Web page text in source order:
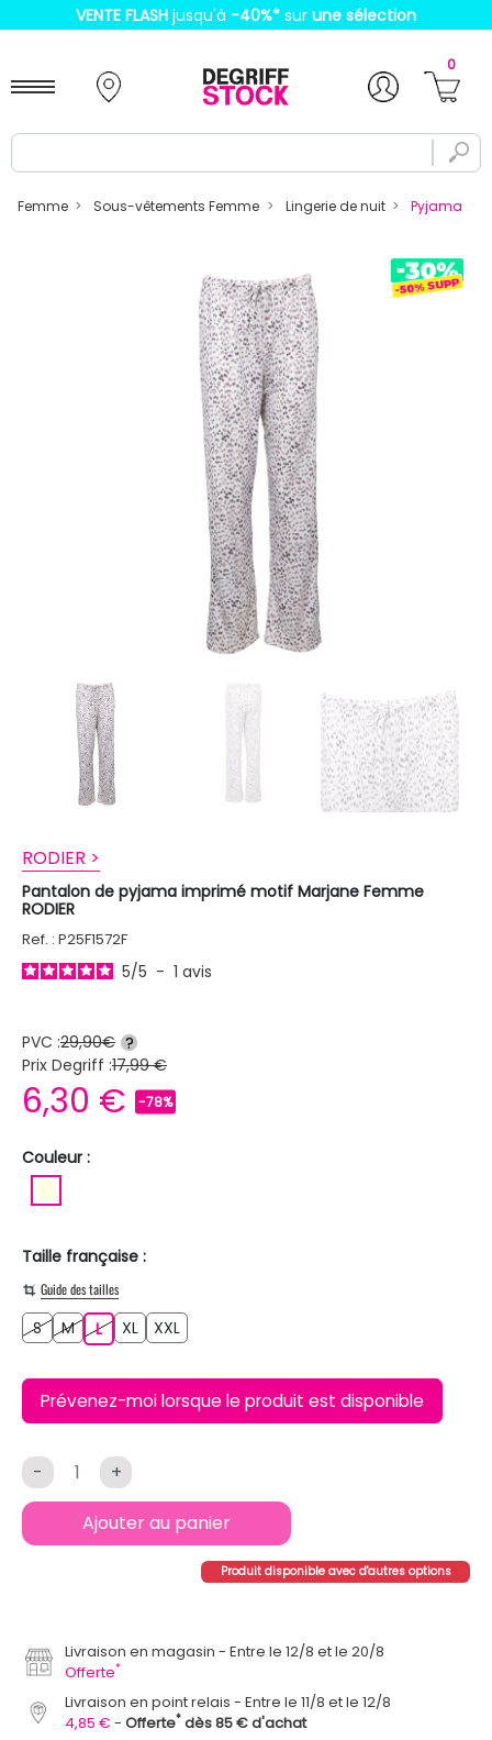
VENTE FLASH jusqu'à -40%* sur une sélection
0
Femme Sous-vêtements Femme Lingerie de nuit Pyjama
RODIER >
Pantalon de pyjama imprimé motif Marjane Femme
RODIER
Ref. : P25F1572F
5/5 - 1 avis
PVC :29,90€ ?
Prix Degriff :17,99 €
6,30 € -78%
Couleur :
Taille française :
Guide des tailles
SS MM LL XL XXL
Prévenez-moi lorsque le produit est disponible
- +
Ajouter au panier
Produit disponible avec d'autres options
Livraison en magasin
Entre le 12/8 et le 20/8
Offerte*
Livraison en point relais
Entre le 11/8 et le 12/8
4,85 €
Offerte* dès 85 € d'achat